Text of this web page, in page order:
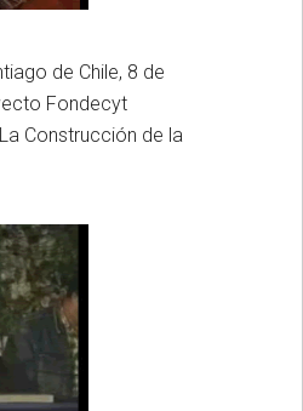
de Chile, 8 de
Fondecyt
Construcción de la